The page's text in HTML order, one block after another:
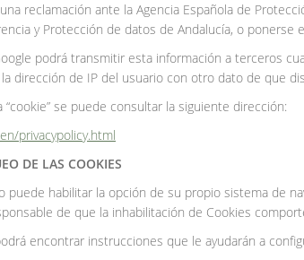
reclamación ante la Agencia Española de
y Protección de datos de Andalucía, o
podrá transmitir esta información a terceros
dirección de IP del usuario con otro dato de que
se puede consultar la siguiente dirección:
privacypolicy.html
DE LAS COOKIES
puede habilitar la opción de su propio sistema de
de que la inhabilitación de Cookies
encontrar instrucciones que le ayudarán a